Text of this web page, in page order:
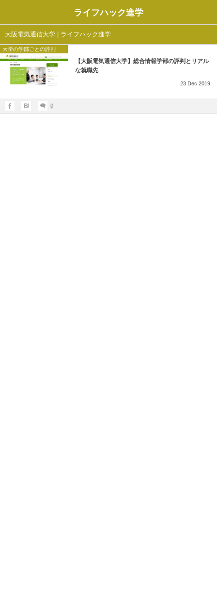
ライフハック進学
大阪電気通信大学 | ライフハック進学
大学の学部ごとの評判
【大阪電気通信大学】総合情報学部の評判とリアル
な就職先
23 Dec 2019
0